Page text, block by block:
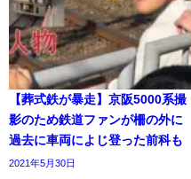
【葬式鉄が暴走】京阪5000系撮
影のため鉄道ファンが柵の外に
過去に車両によじ登った前科も
2021年5月30日